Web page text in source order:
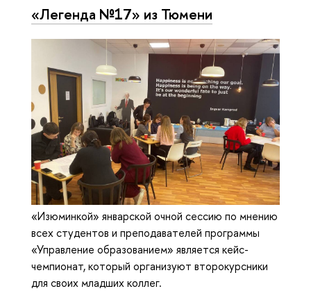
«Легенда №17» из Тюмени
«Изюминкой» январской очной сессию по мнению
всех студентов и преподавателей программы
«Управление образованием» является кейс-
чемпионат, который организуют второкурсники
для своих младших коллег.